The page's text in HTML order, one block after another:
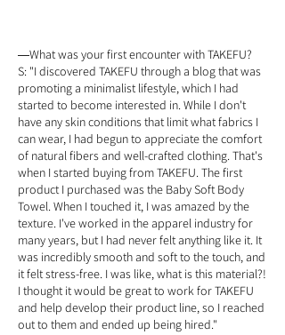
―What was your first encounter with TAKEFU?
S: "I discovered TAKEFU through a blog that was
promoting a minimalist lifestyle, which I had
started to become interested in. While I don't
have any skin conditions that limit what fabrics I
can wear, I had begun to appreciate the comfort
of natural fibers and well-crafted clothing. That's
when I started buying from TAKEFU. The first
product I purchased was the Baby Soft Body
Towel. When I touched it, I was amazed by the
texture. I've worked in the apparel industry for
many years, but I had never felt anything like it. It
was incredibly smooth and soft to the touch, and
it felt stress-free. I was like, what is this material?!
I thought it would be great to work for TAKEFU
and help develop their product line, so I reached
out to them and ended up being hired."